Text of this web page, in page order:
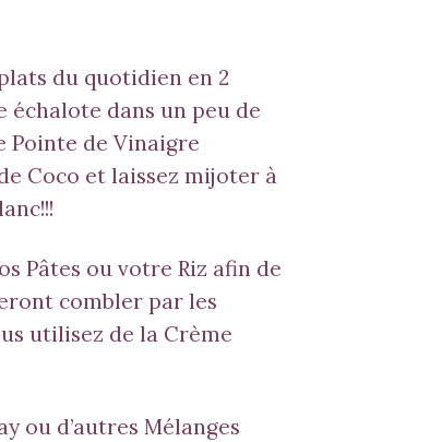
du quotidien en 2
échalote dans un peu de
Pointe de Vinaigre
Coco et laissez mijoter à
Pâtes ou votre Riz afin de
combler par les
utilisez de la Crème
ou d’autres Mélanges